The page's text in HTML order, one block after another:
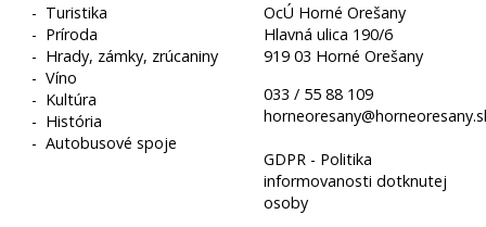
- Turistika
- Príroda
- Hrady, zámky, zrúcaniny
-Víno
- Kultúra
- História
-Autobusové spoje
OcÚ Horné Orešany
Hlavná ulica 190/6
919 03 Horné Orešany
033 / 55 88 109
GDPR - Politika
informovanosti dotknutej
osoby